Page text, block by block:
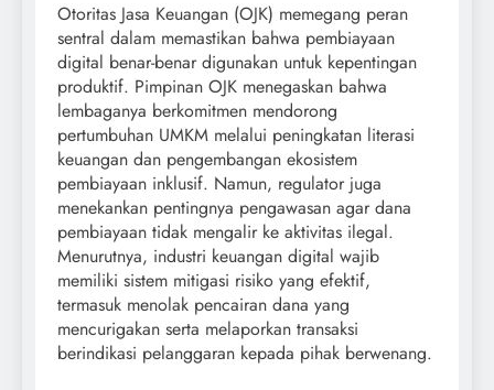
Otoritas Jasa Keuangan (OJK) memegang peran
sentral dalam memastikan bahwa pembiayaan
digital benar-benar digunakan untuk kepentingan
produktif. Pimpinan OJK menegaskan bahwa
lembaganya berkomitmen mendorong
pertumbuhan UMKM melalui peningkatan literasi
keuangan dan pengembangan ekosistem
pembiayaan inklusif. Namun, regulator juga
menekankan pentingnya pengawasan agar dana
pembiayaan tidak mengalir ke aktivitas ilegal.
Menurutnya, industri keuangan digital wajib
memiliki sistem mitigasi risiko yang efektif,
termasuk menolak pencairan dana yang
mencurigakan serta melaporkan transaksi
berindikasi pelanggaran kepada pihak berwenang.